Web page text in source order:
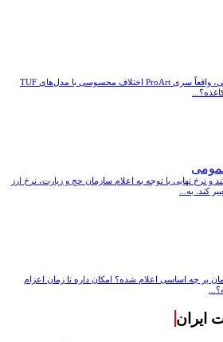
برای کارهای تدوین و طراحی، واقعاً سری ProArt اختلاف محسوسی با مدل‌های TUF
و نرخ نهایی با توجه به اعلام سازمان حج و زیارت، نرخ ارز
کند. به...
۸۵ میلیون تومان بر چه اساسی اعلام شده؟ امکان داره تا زمان اعزام
ایران